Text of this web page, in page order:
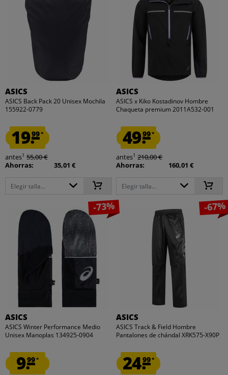
ASICS
ASICS Back Pack 20 Unisex Mochila
155922-0779
19.99*
antes1 55,00 €
Ahorras:
35,01 €
Elegir talla...
ASICS
ASICS x Kiko Kostadinov Hombre
Chaqueta premium 2011A532-001
49.99*
antes1 210,00 €
Ahorras:
160,01 €
Elegir talla...
-73%
ASICS
ASICS Winter Performance Medio
Unisex Manoplas 134925-0904
9.99*
-67%
ASICS
ASICS Track & Field Hombre
Pantalones de chándal XRK575-X90P
24.99*